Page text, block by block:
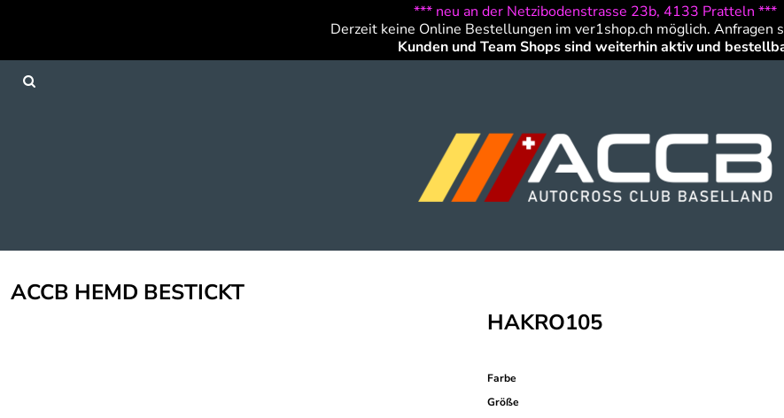
*** neu an der Netzibodenstrasse 23b, 4133 Pratteln ***
Derzeit keine Online Bestellungen im ver1shop.ch möglich. Anfragen
Kunden und Team Shops sind weiterhin aktiv und
ACCB HEMD BESTICKT
HAKRO105
Farbe
Größe
Registrieren
Warenkorb: 0 Artikel